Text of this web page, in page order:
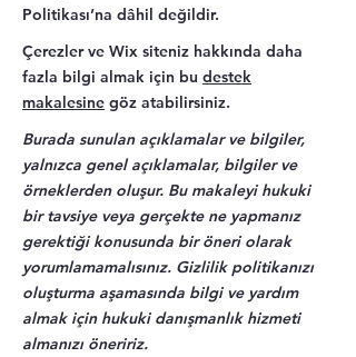
Politikası’na dâhil değildir.
Çerezler ve Wix siteniz hakkında daha
fazla bilgi almak için bu destek
makalesine göz atabilirsiniz.
Burada sunulan açıklamalar ve bilgiler,
yalnızca genel açıklamalar, bilgiler ve
örneklerden oluşur. Bu makaleyi hukuki
bir tavsiye veya gerçekte ne yapmanız
gerektiği konusunda bir öneri olarak
yorumlamamalısınız. Gizlilik politikanızı
oluşturma aşamasında bilgi ve yardım
almak için hukuki danışmanlık hizmeti
almanızı öneririz.